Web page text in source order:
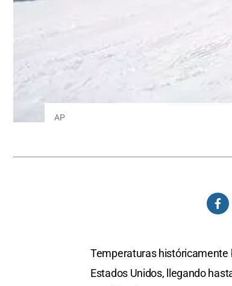
AP
Temperaturas históricamente
Estados Unidos, llegando